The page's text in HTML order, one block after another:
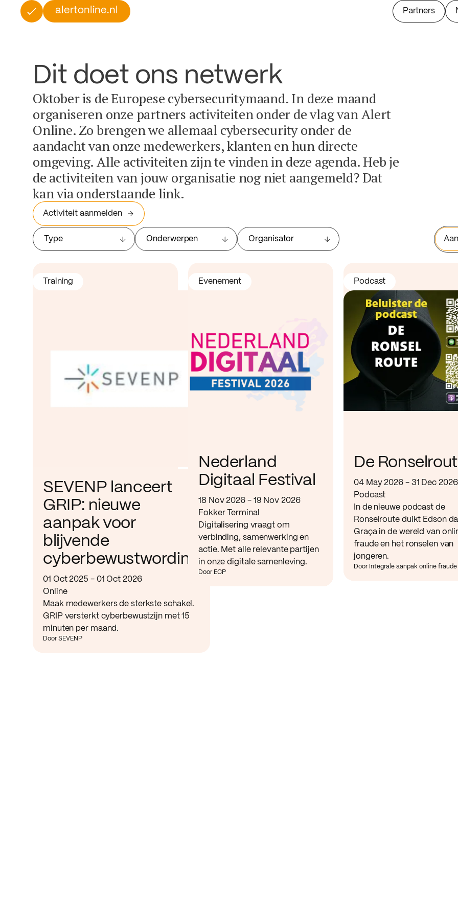
alertonline.nl Partners
Dit doet ons netwerk
Oktober is de Europese cybersecuritymaand. In deze maand
organiseren onze partners activiteiten onder de vlag van Alert
Online. Zo brengen we allemaal cybersecurity onder de
aandacht van onze medewerkers, klanten en hun directe
omgeving. Alle activiteiten zijn te vinden in deze agenda. Heb je
de activiteiten van jouw organisatie nog niet aangemeld? Dat
kan via onderstaande link.
Activiteit aanmelden
Type Onderwerpen Organisator
SEVENP lanceert
GRIP: nieuwe
aanpak voor
blijvende
cyberbewustwording
01 Oct 2025 - 01 Oct 2026
Online
Maak medewerkers de sterkste schakel.
GRIP versterkt cyberbewustzijn met 15
minuten per maand.
Door SEVENP
Training
Nederland
Digitaal Festival
18 Nov 2026 - 19 Nov 2026
Fokker Terminal
Digitalisering vraagt om
verbinding, samenwerking en
actie. Met alle relevante partijen
in onze digitale samenleving.
Door ECP
Evenement
De
04 May 2026 - 31 Dec 2026
Podcast
In de nieuwe podcast de
Ronselroute duikt Edson da
Graça in de wereld van
fraude en het ronselen van
jongeren.
Door Integrale aanpak online fraude
Podcast